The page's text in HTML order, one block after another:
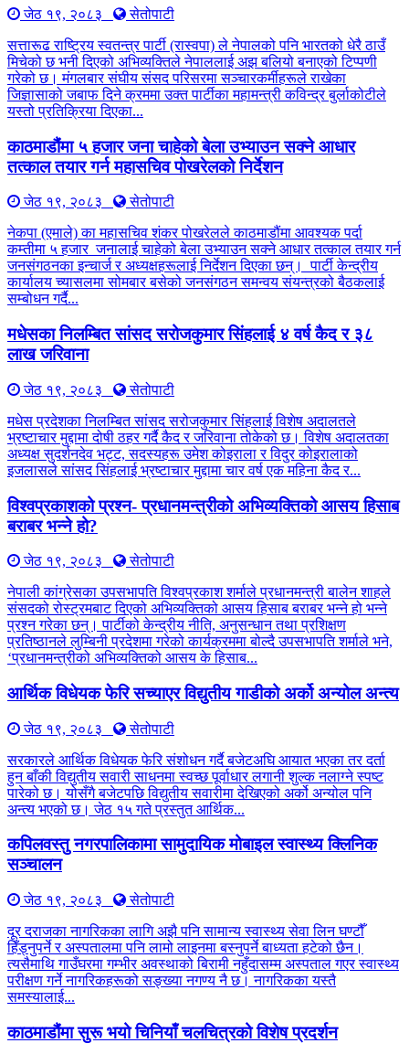
जेठ १९, २०८३
सेतोपाटी
सत्तारूढ राष्ट्रिय स्वतन्त्र पार्टी (रास्वपा) ले नेपालको पनि भारतको धेरै ठाउँ
मिचेको छ भनी दिएको अभिव्यक्तिले नेपाललाई अझ बलियो बनाएको टिप्पणी
गरेको छ। मंगलबार संघीय संसद परिसरमा सञ्चारकर्मीहरूले राखेका
जिज्ञासाको जबाफ दिने क्रममा उक्त पार्टीका महामन्त्री कविन्द्र बुर्लाकोटीले
यस्तो प्रतिक्रिया दिएका...
काठमाडौंमा ५ हजार जना चाहेको बेला उभ्याउन सक्ने आधार
तत्काल तयार गर्न महासचिव पोखरेलको निर्देशन
जेठ १९, २०८३
सेतोपाटी
नेकपा (एमाले) का महासचिव शंकर पोखरेलले काठमाडौंमा आवश्यक पर्दा
कम्तीमा ५ हजार जनालाई चाहेको बेला उभ्याउन सक्ने आधार तत्काल तयार गर्न
जनसंगठनका इन्चार्ज र अध्यक्षहरूलाई निर्देशन दिएका छन्। पार्टी केन्द्रीय
कार्यालय च्यासलमा सोमबार बसेको जनसंगठन समन्वय संयन्त्रको बैठकलाई
सम्बोधन गर्दै...
मधेसका निलम्बित सांसद सरोजकुमार सिंहलाई ४ वर्ष कैद र ३८
लाख जरिवाना
जेठ १९, २०८३
सेतोपाटी
मधेस प्रदेशका निलम्बित सांसद सरोजकुमार सिंहलाई विशेष अदालतले
भ्रष्टाचार मुद्दामा दोषी ठहर गर्दै कैद र जरिवाना तोकेको छ। विशेष अदालतका
अध्यक्ष सुदर्शनदेव भट्ट, सदस्यहरू उमेश कोइराला र विदुर कोइरालाको
इजलासले सांसद सिंहलाई भ्रष्टाचार मुद्दामा चार वर्ष एक महिना कैद र...
विश्वप्रकाशको प्रश्न- प्रधानमन्त्रीको अभिव्यक्तिको आसय हिसाब
बराबर भन्ने हो?
जेठ १९, २०८३
सेतोपाटी
नेपाली कांग्रेसका उपसभापति विश्वप्रकाश शर्माले प्रधानमन्त्री बालेन शाहले
संसदको रोस्ट्रमबाट दिएको अभिव्यक्तिको आसय हिसाब बराबर भन्ने हो भन्ने
प्रश्न गरेका छन्। पार्टीको केन्द्रीय नीति, अनुसन्धान तथा प्रशिक्षण
प्रतिष्ठानले लुम्बिनी प्रदेशमा गरेको कार्यक्रममा बोल्दै उपसभापति शर्माले भने,
‘प्रधानमन्त्रीको अभिव्यक्तिको आसय के हिसाब...
आर्थिक विधेयक फेरि सच्याएर विद्युतीय गाडीको अर्को अन्योल अन्त्य
जेठ १९, २०८३
सेतोपाटी
सरकारले आर्थिक विधेयक फेरि संशोधन गर्दै बजेटअघि आयात भएका तर दर्ता
हुन बाँकी विद्युतीय सवारी साधनमा स्वच्छ पूर्वाधार लगानी शुल्क नलाग्ने स्पष्ट
पारेको छ। योसँगै बजेटपछि विद्युतीय सवारीमा देखिएको अर्को अन्योल पनि
अन्त्य भएको छ। जेठ १५ गते प्रस्तुत आर्थिक...
कपिलवस्तु नगरपालिकामा सामुदायिक मोबाइल स्वास्थ्य क्लिनिक
सञ्चालन
जेठ १९, २०८३
सेतोपाटी
दूर दराजका नागरिकका लागि अझै पनि सामान्य स्वास्थ्य सेवा लिन घण्टौँ
हिँड्नुपर्ने र अस्पतालमा पनि लामो लाइनमा बस्नुपर्ने बाध्यता हटेको छैन।
त्यसैमाथि गाउँघरमा गम्भीर अवस्थाको बिरामी नहुँदासम्म अस्पताल गएर स्वास्थ्य
परीक्षण गर्ने नागरिकहरूको सङ्ख्या नगण्य नै छ। नागरिकका यस्तै
समस्यालाई...
काठमाडौंमा सुरू भयो चिनियाँ चलचित्रको विशेष प्रदर्शन